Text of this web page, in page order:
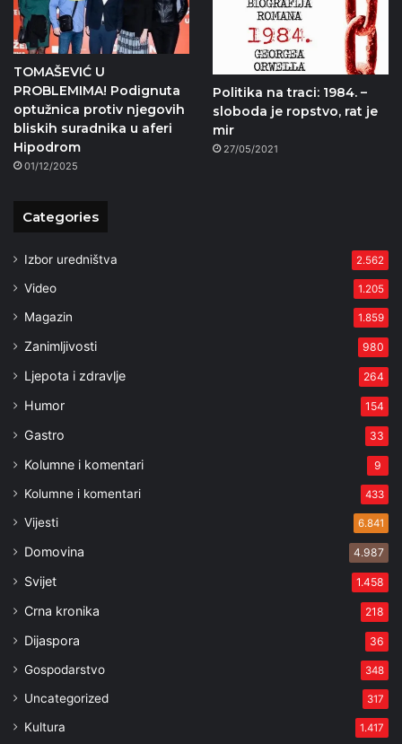
TOMAŠEVIĆ U
PROBLEMIMA! Podignuta
optužnica protiv njegovih
bliskih suradnika u aferi
Hipodrom
01/12/2025
Politika na traci: 1984. –
sloboda je ropstvo, rat je
mir
27/05/2021
Categories
Izbor uredništva 2.562
Video 1.205
Magazin 1.859
Zanimljivosti 980
Ljepota i zdravlje 264
Humor 154
Gastro 33
Kolumne i komentari 9
Kolumne i komentari 433
Vijesti 6.841
Domovina 4.987
Svijet 1.458
Crna kronika 218
Dijaspora 36
Gospodarstvo 348
Uncategorized 317
Kultura 1.417